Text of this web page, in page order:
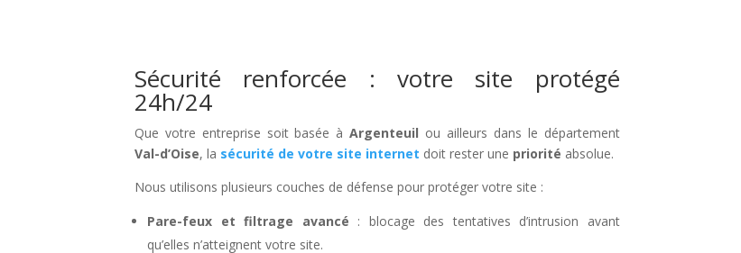
Sécurité renforcée : votre site protégé
24h/24
Que votre entreprise soit basée àArgenteuil ou ailleurs dans le département
Val-d’Oise, la sécurité de votre site internet doit rester une priorité absolue.
Nous utilisons plusieurs couches de défense pour protéger votre site :
Pare-feux et filtrage avancé : blocage des tentatives d’intrusion avant
qu’elles n’atteignent votre site.